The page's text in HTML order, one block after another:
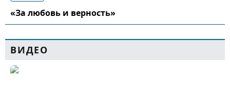
«За любовь и верность»
ВИДЕО